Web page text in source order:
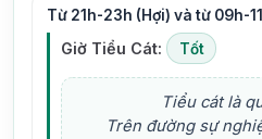
Từ 21h-23h (Hợi) và từ 09h-
Giờ Tiểu Cát: Tốt
Tiểu cát là
Trên đường sự